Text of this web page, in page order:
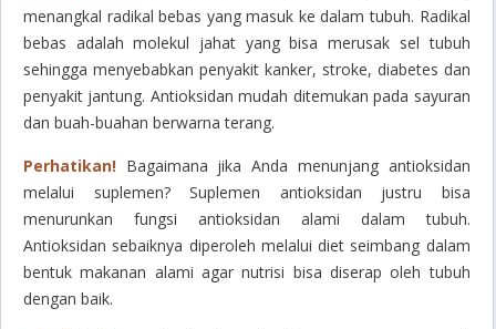
menangkal radikal bebas yang masuk ke dalam tubuh. Radikal
bebas adalah molekul jahat yang bisa merusak sel tubuh
sehingga menyebabkan penyakit kanker, stroke, diabetes dan
penyakit jantung. Antioksidan mudah ditemukan pada sayuran
dan buah-buahan berwarna terang.
Perhatikan! Bagaimana jika Anda menunjang antioksidan
melalui suplemen? Suplemen antioksidan justru bisa
menurunkan fungsi antioksidan alami dalam tubuh.
Antioksidan sebaiknya diperoleh melalui diet seimbang dalam
bentuk makanan alami agar nutrisi bisa diserap oleh tubuh
dengan baik.